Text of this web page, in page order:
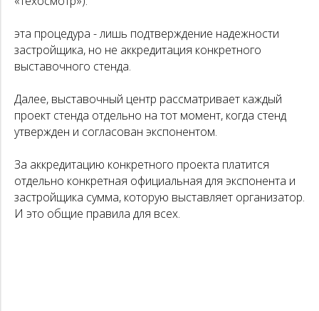
эта процедура - лишь подтверждение надежности
застройщика, но не аккредитация конкретного
выставочного стенда.
Далее, выставочный центр рассматривает каждый
проект стенда отдельно на тот момент, когда стенд
утвержден и согласован экспонентом.
За аккредитацию конкретного проекта платится
отдельно конкретная официальная для экспонента и
застройщика сумма, которую выставляет организатор.
И это общие правила для всех.